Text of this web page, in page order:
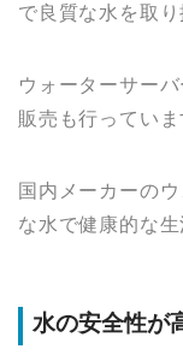
で良質な水を取り
ウォーターサー
販売も行っていま
国内メーカーの
な水で健康的な生
水の安全性が